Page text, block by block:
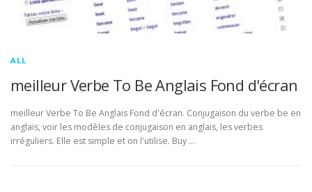
ALL
meilleur Verbe To Be Anglais Fond d'écran
meilleur Verbe To Be Anglais Fond d'écran. Conjugaison du verbe be en
anglais, voir les modèles de conjugaison en anglais, les verbes
irréguliers. Elle est simple et on l'utilise. Buy …